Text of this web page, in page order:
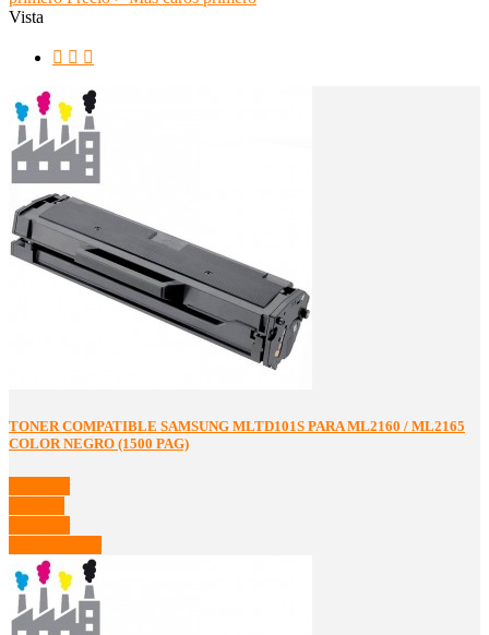
Vista
  
TONER COMPATIBLE SAMSUNG MLTD101S PARA ML2160 / ML2165
COLOR NEGRO (1500 PAG)